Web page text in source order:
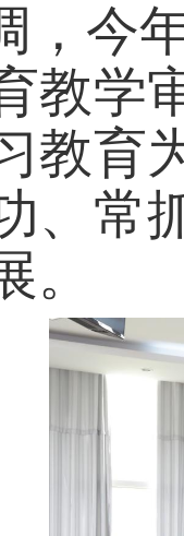
，今
教学
教育
、常
。